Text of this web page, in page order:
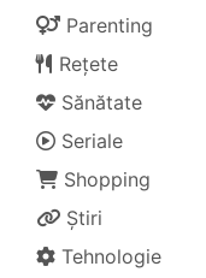
Parenting
Rețete
Sănătate
Seriale
Shopping
Știri
Tehnologie